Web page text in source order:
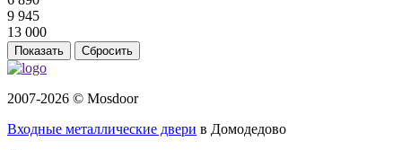
9 945
13 000
Сбросить
2007-2026 © Mosdoor
Входные металлические двери в Домодедово